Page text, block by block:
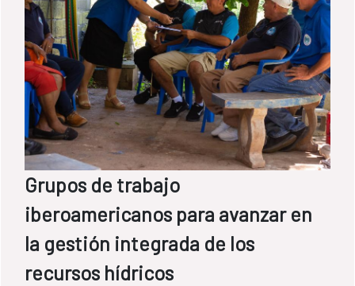
Grupos de trabajo
iberoamericanos para avanzar en
la gestión integrada de los
recursos hídricos